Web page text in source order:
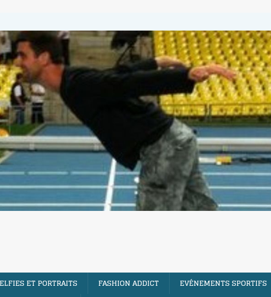
ET PORTRAITS FASHION ADDICT
EVÉNEMENTS SPORTIFS